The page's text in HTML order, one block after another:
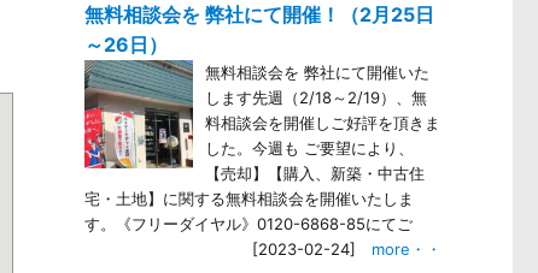
無料相談会を 弊社にて開催！（2月25日
～26日）
無料相談会を 弊社にて開催いた
します先週（2/18～2/19）、無
料相談会を開催しご好評を頂きま
した。今週も ご要望により、
【売却】【購入、新築・中古住
宅・土地】に関する無料相談会を開催いたしま
す。《フリーダイヤル》0120-6868-85にてご
[2023-02-24] more・・